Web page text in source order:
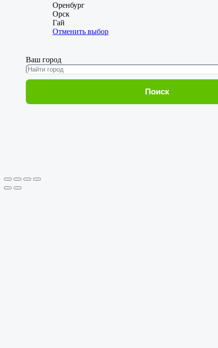
Оренбург
Орск
Гай
Отменить выбор
Ваш город
Поиск